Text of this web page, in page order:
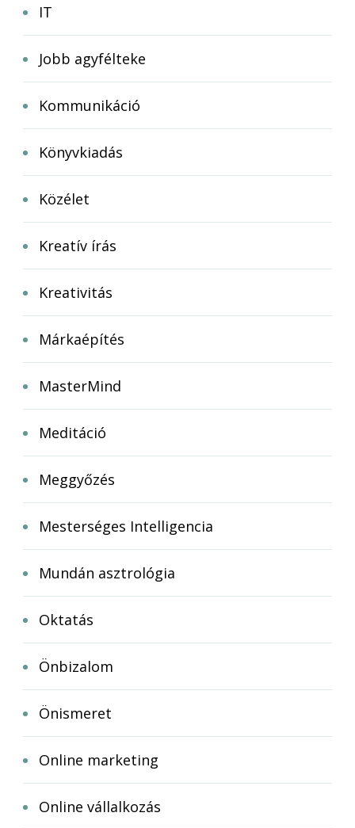
IT
Jobb agyfélteke
Kommunikáció
Könyvkiadás
Közélet
Kreatív írás
Kreativitás
Márkaépítés
MasterMind
Meditáció
Meggyőzés
Mesterséges Intelligencia
Mundán asztrológia
Oktatás
Önbizalom
Önismeret
Online marketing
Online vállalkozás